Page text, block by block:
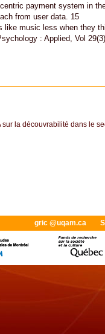
payment system in
from user data. 15
like music less when they
: Applied, Vol
sur la découvrabilité dans le
gric @uqam.ca